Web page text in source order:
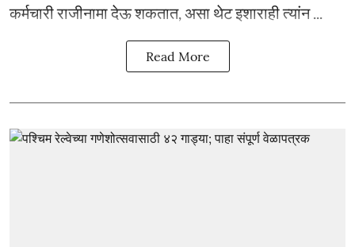
कर्मचारी राजीनामा देऊ शकतात, असा थेट इशाराही त्यांन ...
Read More